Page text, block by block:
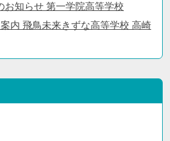
お知らせ 第一学院高等学校
内 飛鳥未来きずな高等学校 高崎